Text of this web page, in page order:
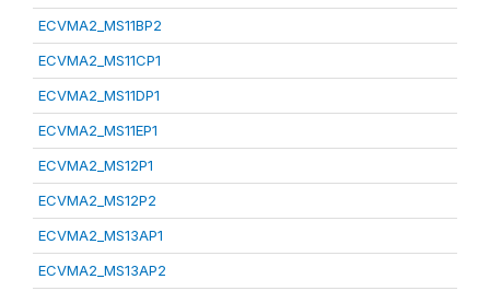
ECVMA2_MS11BP2
ECVMA2_MS11CP1
ECVMA2_MS11DP1
ECVMA2_MS11EP1
ECVMA2_MS12P1
ECVMA2_MS12P2
ECVMA2_MS13AP1
ECVMA2_MS13AP2